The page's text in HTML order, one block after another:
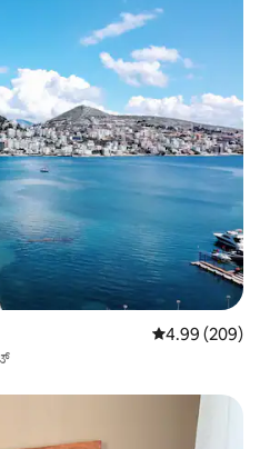
5 ರಲ್ಲಿ 4.99
4.99 (209)